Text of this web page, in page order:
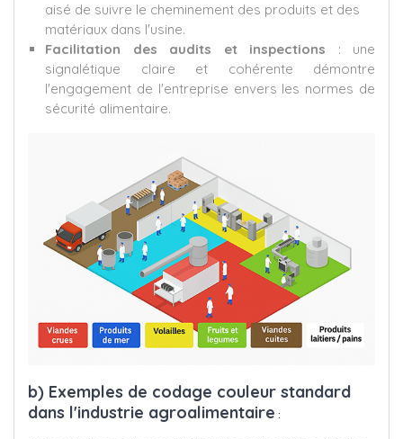
aisé de suivre le cheminement des produits et des
matériaux dans l'usine.
Facilitation des audits et inspections : une
signalétique claire et cohérente démontre
l'engagement de l'entreprise envers les normes de
sécurité alimentaire.
b) Exemples de codage couleur standard
dans l'industrie agroalimentaire :